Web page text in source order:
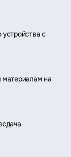
с
материалам на